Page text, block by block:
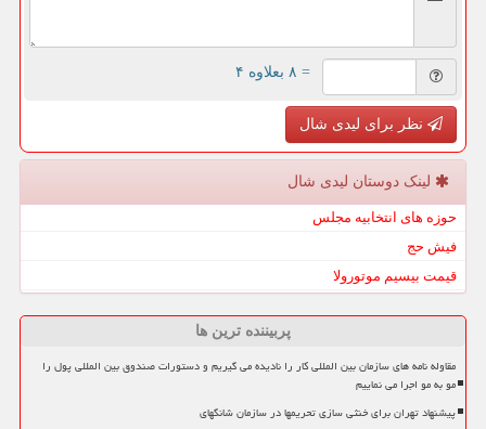
= ۸ بعلاوه ۴
نظر برای لیدی شال
لینک دوستان لیدی شال
حوزه های انتخابیه مجلس
فیش حج
قیمت بیسیم موتورولا
پربیننده ترین ها
مقاوله نامه های سازمان بین المللی کار را نادیده می گیریم و دستورات صندوق بین المللی پول را
مو به مو اجرا می نماییم
پیشنهاد تهران برای خنثی سازی تحریمها در سازمان شانگهای